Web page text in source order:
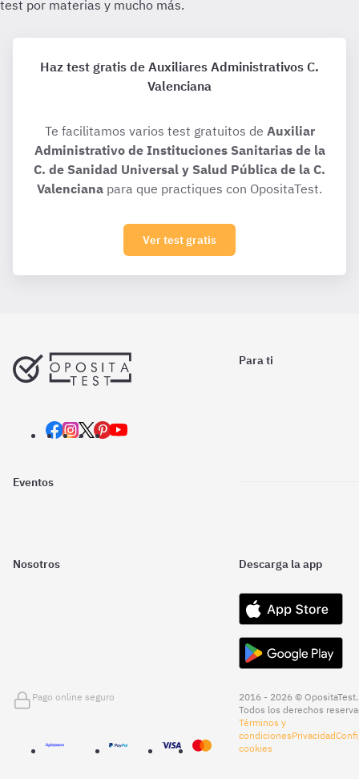
Haz test gratis de Auxiliares Administrativos C.
Valenciana
Te facilitamos varios test gratuitos de Auxiliar
Administrativo de Instituciones Sanitarias de la
C. de Sanidad Universal y Salud Pública de la C.
Valenciana para que practiques con OpositaTest.
Ver test gratis
Para ti
Eventos
Nosotros Descarga la app
Pago online seguro
2016 - 2026 © OpositaTest.
Todos los derechos
Términos y
condicionesPrivacidad
cookies